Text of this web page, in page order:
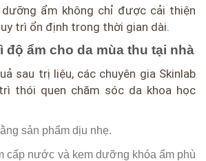
dưỡng ẩm không chỉ được cải thiện
trì ổn định trong thời gian dài.
độ ẩm cho da mùa thu tại nhà
sau trị liệu, các chuyên gia Skinlab
thói quen chăm sóc da khoa học
sản phẩm dịu nhẹ.
cấp nước và kem dưỡng khóa ẩm phù